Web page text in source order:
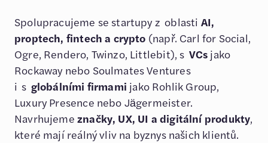
Spolupracujeme se startupy z oblasti AI,
proptech, fintech a crypto (např. Carl for Social,
Ogre, Rendero, Twinzo, Littlebit), s VCs jako
Rockaway nebo Soulmates Ventures
i s globálními firmami jako Rohlik Group,
Luxury Presence nebo Jägermeister.
Navrhujeme značky, UX, UI a digitální produkty,
které mají reálný vliv na byznys našich klientů.